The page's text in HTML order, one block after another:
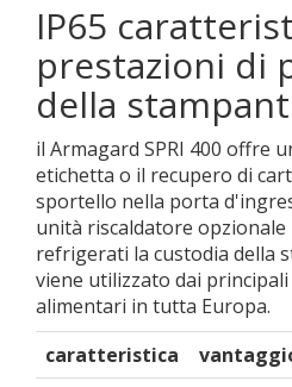
IP65
prestazioni di
della
il Armagard SPRI 400 offre
etichetta o il recupero di
sportello nella porta
unità riscaldatore
refrigerati la custodia della
viene utilizzato dai
alimentari in tutta Europa.
caratteristica